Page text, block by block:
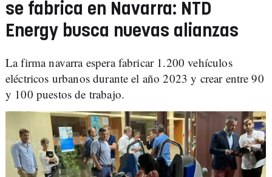
se fabrica en Navarra: NTD
Energy busca nuevas alianzas
La firma navarra espera fabricar 1.200 vehículos
eléctricos urbanos durante el año 2023 y crear entre 90
y 100 puestos de trabajo.